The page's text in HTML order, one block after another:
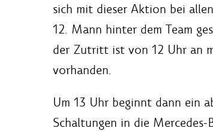
sich mit dieser Aktion bei
12. Mann hinter dem Team
der Zutritt ist von 12 Uhr an
vorhanden.
Um 13 Uhr beginnt dann ein
Schaltungen in die